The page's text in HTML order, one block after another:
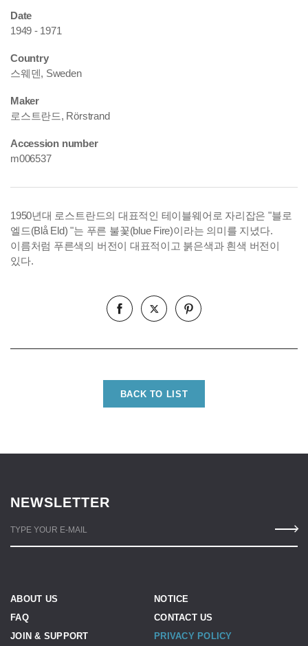
Date
1949 - 1971
Country
스웨덴, Sweden
Maker
로스트란드, Rörstrand
Accession number
m006537
1950년대 로스트란드의 대표적인 테이블웨어로 자리잡은 "블로
엘드(Blå Eld) "는 푸른 불꽃(blue Fire)이라는 의미를 지녔다.
이름처럼 푸른색의 버전이 대표적이고 붉은색과 흰색 버전이
있다.
BACK TO LIST
NEWSLETTER
TYPE YOUR E-MAIL
ABOUT US
NOTICE
FAQ
CONTACT US
JOIN & SUPPORT
PRIVACY POLICY